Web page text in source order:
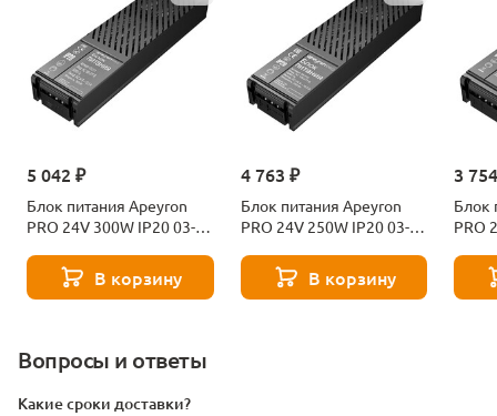
5 042 ₽
Блок питания Apeyron
PRO 24V 300W IP20 03-
В корзину
4 763 ₽
Блок питания Apeyron
PRO 24V 250W IP20 03-
В корзину
3
Блок
PRO
Вопросы и ответы
Какие сроки доставки?